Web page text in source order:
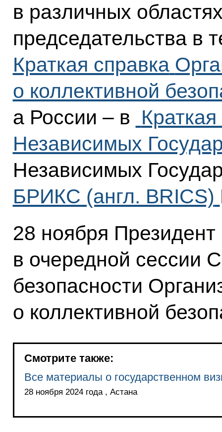
в различных
председательства в
Краткая справка
о коллективной
а России – в
Независимых
Независимых
БРИКС (англ. BRICS)
28 ноября
в очередной сессии
безопасности
о коллективной
Смотрите также:
Все материалы о государственном
28 ноября 2024 года , Астана